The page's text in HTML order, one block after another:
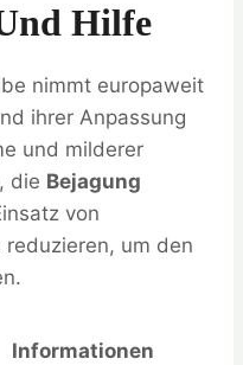
Hilfe
nimmt europaweit
ihrer Anpassung
und milderer
die Bejagung
von
um den
Informationen